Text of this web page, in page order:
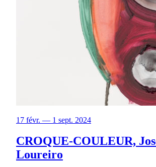
17 févr. — 1 sept. 2024
CROQUE-COULEUR,
Loureiro